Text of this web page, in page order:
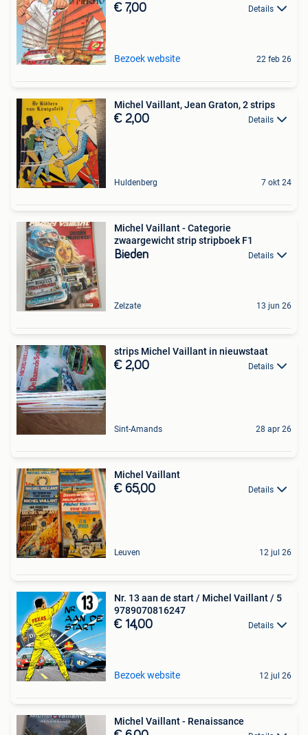
€ 7,00 Details
Bezoek website 22 feb 26
Michel Vaillant, Jean Graton, 2 strips
€ 2,00 Details
Huldenberg 7 okt 24
Michel Vaillant - Categorie
zwaargewicht strip stripboek F1
Bieden Details
Zelzate 13 jun 26
strips Michel Vaillant in nieuwstaat
€ 2,00 Details
Sint-Amands 28 apr 26
Michel Vaillant
€ 65,00 Details
Leuven 12 jul 26
Nr. 13 aan de start / Michel Vaillant / 5
9789070816247
€ 14,00 Details
Bezoek website 12 jul 26
Michel Vaillant - Renaissance